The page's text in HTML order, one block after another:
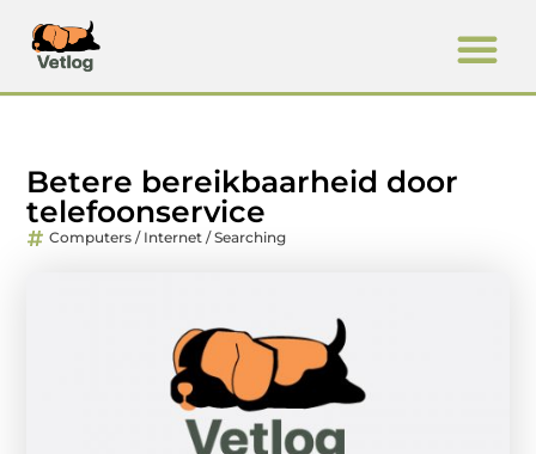
Betere bereikbaarheid door
telefoonservice
Computers / Internet / Searching